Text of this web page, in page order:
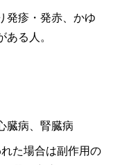
発疹・発赤、かゆ
る人。
、腎臓病
た場合は副作用の